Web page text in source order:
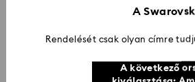
A
Rendelését csak olyan címre
A következő